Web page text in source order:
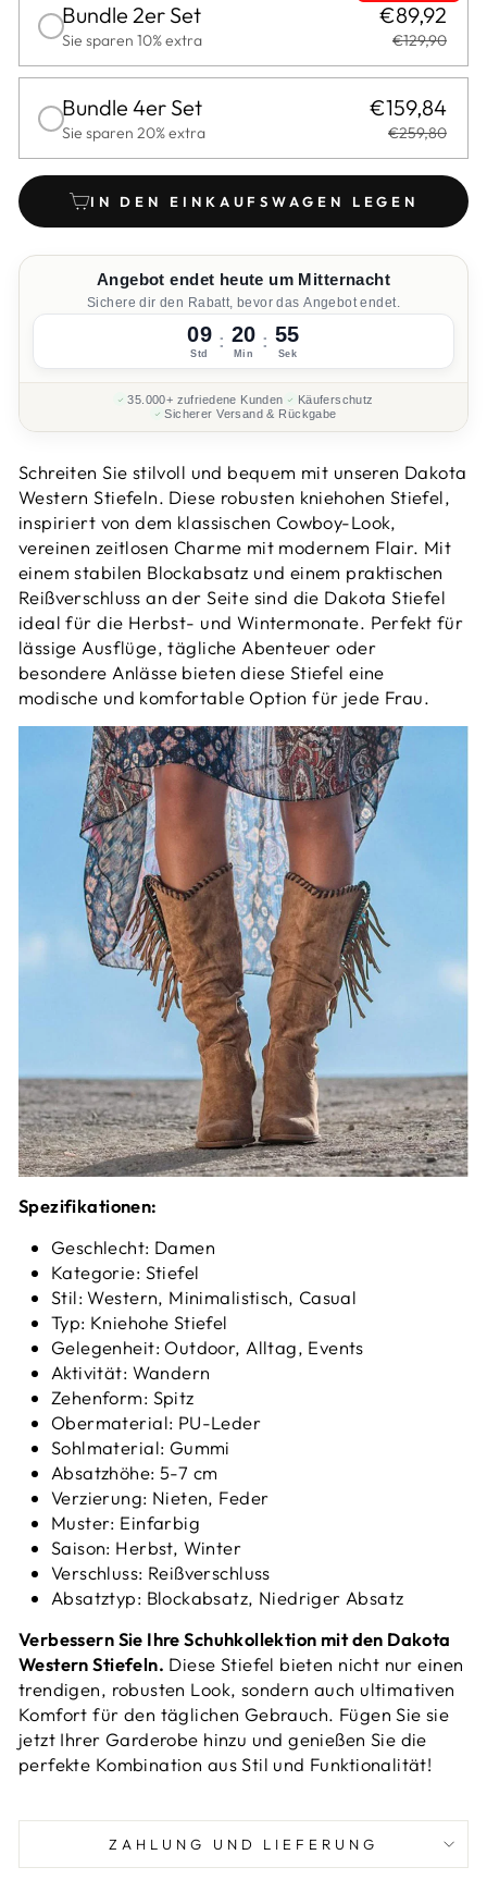
Bundle 2er Set
Sie sparen 10% extra
€89,92
€129,90
Bundle 4er Set
Sie sparen 20% extra
€159,84
€259,80
IN DEN EINKAUFSWAGEN LEGEN
Angebot endet heute um Mitternacht
Sichere dir den Rabatt, bevor das Angebot endet.
09
Std
: 20
Min
: 54
Sek
35.000+ zufriedene Kunden
Käuferschutz
Sicherer Versand & Rückgabe
Schreiten Sie stilvoll und bequem mit unseren Dakota
Western Stiefeln. Diese robusten kniehohen Stiefel,
inspiriert von dem klassischen Cowboy-Look,
vereinen zeitlosen Charme mit modernem Flair. Mit
einem stabilen Blockabsatz und einem praktischen
Reißverschluss an der Seite sind die Dakota Stiefel
ideal für die Herbst- und Wintermonate. Perfekt für
lässige Ausflüge, tägliche Abenteuer oder
besondere Anlässe bieten diese Stiefel eine
modische und komfortable Option für jede Frau.
Spezifikationen:
Geschlecht: Damen
Kategorie: Stiefel
Stil: Western, Minimalistisch, Casual
Typ: Kniehohe Stiefel
Gelegenheit: Outdoor, Alltag, Events
Aktivität: Wandern
Zehenform: Spitz
Obermaterial: PU-Leder
Sohlmaterial: Gummi
Absatzhöhe: 5-7 cm
Verzierung: Nieten, Feder
Muster: Einfarbig
Saison: Herbst, Winter
Verschluss: Reißverschluss
Absatztyp: Blockabsatz, Niedriger Absatz
Verbessern Sie Ihre Schuhkollektion mit den Dakota
Western Stiefeln. Diese Stiefel bieten nicht nur einen
trendigen, robusten Look, sondern auch ultimativen
Komfort für den täglichen Gebrauch. Fügen Sie sie
jetzt Ihrer Garderobe hinzu und genießen Sie die
perfekte Kombination aus Stil und Funktionalität!
ZAHLUNG UND LIEFERUNG